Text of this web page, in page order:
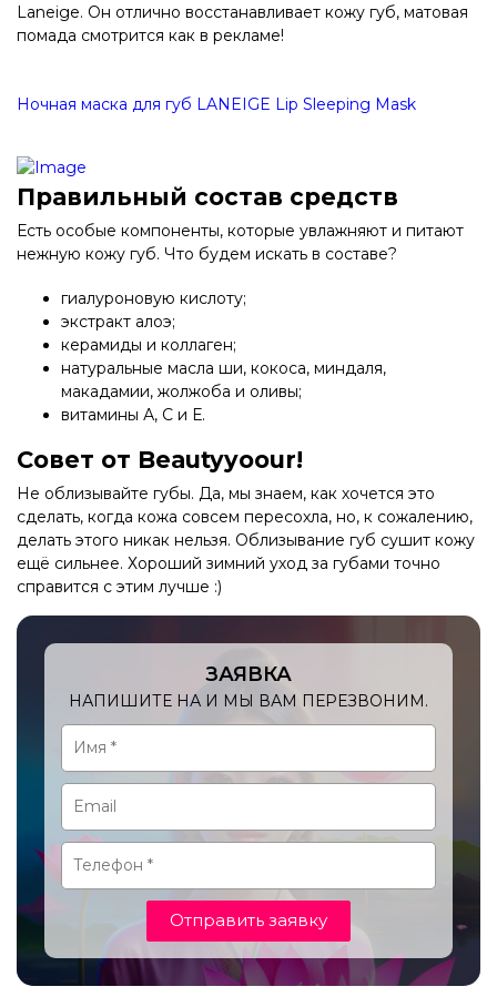
Laneige. Он отлично восстанавливает кожу губ, матовая
помада смотрится как в рекламе!
Ночная маска для губ LANEIGE Lip Sleeping Mask
Правильный состав средств
Есть особые компоненты, которые увлажняют и питают
нежную кожу губ. Что будем искать в составе?
гиалуроновую кислоту;
экстракт алоэ;
керамиды и коллаген;
натуральные масла ши, кокоса, миндаля,
макадамии, жолжоба и оливы;
витамины А, С и Е.
Совет от Beautyyoour!
Не облизывайте губы. Да, мы знаем, как хочется это
сделать, когда кожа совсем пересохла, но, к сожалению,
делать этого никак нельзя. Облизывание губ сушит кожу
ещё сильнее. Хороший зимний уход за губами точно
справится с этим лучше :)
ЗАЯВКА
НАПИШИТЕ НА И МЫ ВАМ ПЕРЕЗВОНИМ.
Отправить заявку